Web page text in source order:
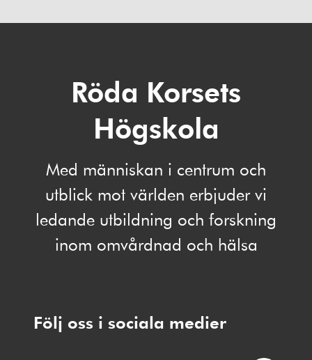
Röda Korsets
Högskola
Med människan i centrum och
utblick mot världen erbjuder vi
ledande utbildning och forskning
inom omvårdnad och hälsa
Följ oss i sociala medier